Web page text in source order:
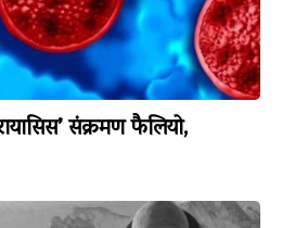
संक्रमण फैलियो,